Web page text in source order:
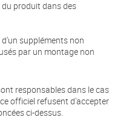
produit dans des
suppléments non
par un montage non
responsables dans le cas
officiel refusent d'accepter
ci-dessus.